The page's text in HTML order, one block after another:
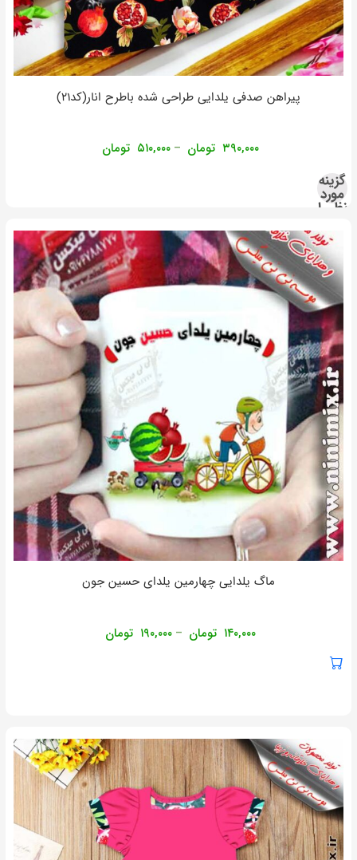
پیراهن صدفی یلدایی طراحی شده باطرح انار(کد۲۱)
۳۹۰,۰۰۰ تومان – ۵۱۰,۰۰۰ تومان
گزینه
مورد
نظر را
کنید
ماگ یلدایی چهارمین یلدای حسین جون
۱۴۰,۰۰۰ تومان – ۱۹۰,۰۰۰ تومان